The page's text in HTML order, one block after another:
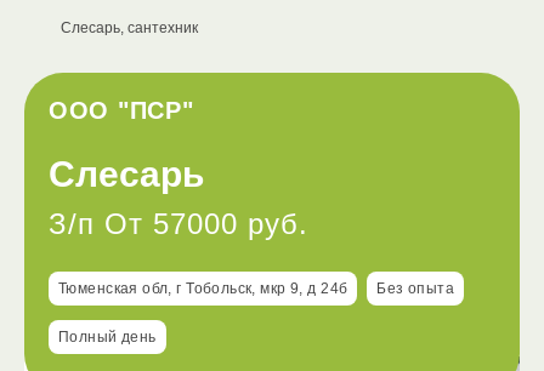
ООО "ПСР"
Слесарь, сантехник
Слесарь
З/п От 57000 руб.
Тюменская обл, г Тобольск, мкр 9, д 24б Без опыта
Полный день